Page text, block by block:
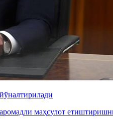
маҳсулот